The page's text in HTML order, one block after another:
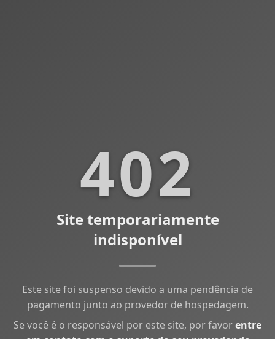
402
Site temporariamente
indisponível
Este site foi suspenso devido a uma pendência de
pagamento junto ao provedor de hospedagem.
Se você é o responsável por este site, por favorentre